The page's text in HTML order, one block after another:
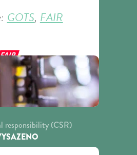
GOTS, FAIR
responsibility (CSR)